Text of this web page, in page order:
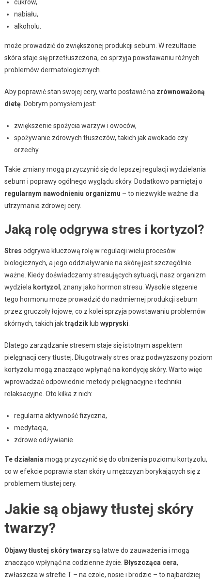
cukrów,
nabiału,
alkoholu.
może prowadzić do zwiększonej produkcji sebum. W rezultacie
skóra staje się przetłuszczona, co sprzyja powstawaniu różnych
problemów dermatologicznych.
Aby poprawić stan swojej cery, warto postawić na zrównoważoną
dietę. Dobrym pomysłem jest:
zwiększenie spożycia warzyw i owoców,
spożywanie zdrowych tłuszczów, takich jak awokado czy
orzechy.
Takie zmiany mogą przyczynić się do lepszej regulacji wydzielania
sebum i poprawy ogólnego wyglądu skóry. Dodatkowo pamiętaj o
regularnym nawodnieniu organizmu – to niezwykle ważne dla
utrzymania zdrowej cery.
Jaką rolę odgrywa stres i kortyzol?
Stres odgrywa kluczową rolę w regulacji wielu procesów
biologicznych, a jego oddziaływanie na skórę jest szczególnie
ważne. Kiedy doświadczamy stresujących sytuacji, nasz organizm
wydziela kortyzol , znany jako hormon stresu. Wysokie stężenie
tego hormonu może prowadzić do nadmiernej produkcji sebum
przez gruczoły łojowe, co z kolei sprzyja powstawaniu problemów
skórnych, takich jaktrądziklub wypryski
Dlatego zarządzanie stresem staje się istotnym aspektem
pielęgnacji cery tłustej. Długotrwały stres oraz podwyższony poziom
kortyzolu mogą znacząco wpłynąć na kondycję skóry. Warto więc
wprowadzać odpowiednie metody pielęgnacyjne i techniki
relaksacyjne. Oto kilka z nich:
regularna aktywność fizyczna,
medytacja,
zdrowe odżywianie.
Te działania mogą przyczynić się do obniżenia poziomu kortyzolu,
co w efekcie poprawia stan skóry u mężczyzn borykających się z
problemem tłustej cery.
Jakie są objawy tłustej skóry
twarzy?
Objawy tłustej skóry twarzysą łatwe do zauważenia i mogą
znacząco wpłynąć na codzienne życie.
Błyszcząca cera,
zwłaszcza w strefie T – na czole, nosie i brodzie – to najbardziej